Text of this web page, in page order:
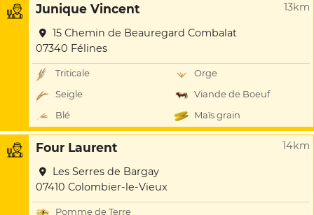
Junique Vincent 13km
15 Chemin de Beauregard Combalat
07340 Félines
Triticale
Orge
Seigle
Viande de Boeuf
Blé
Maïs grain
Four Laurent 14km
Les Serres de Bargay
07410 Colombier-le-Vieux
Pomme de Terre